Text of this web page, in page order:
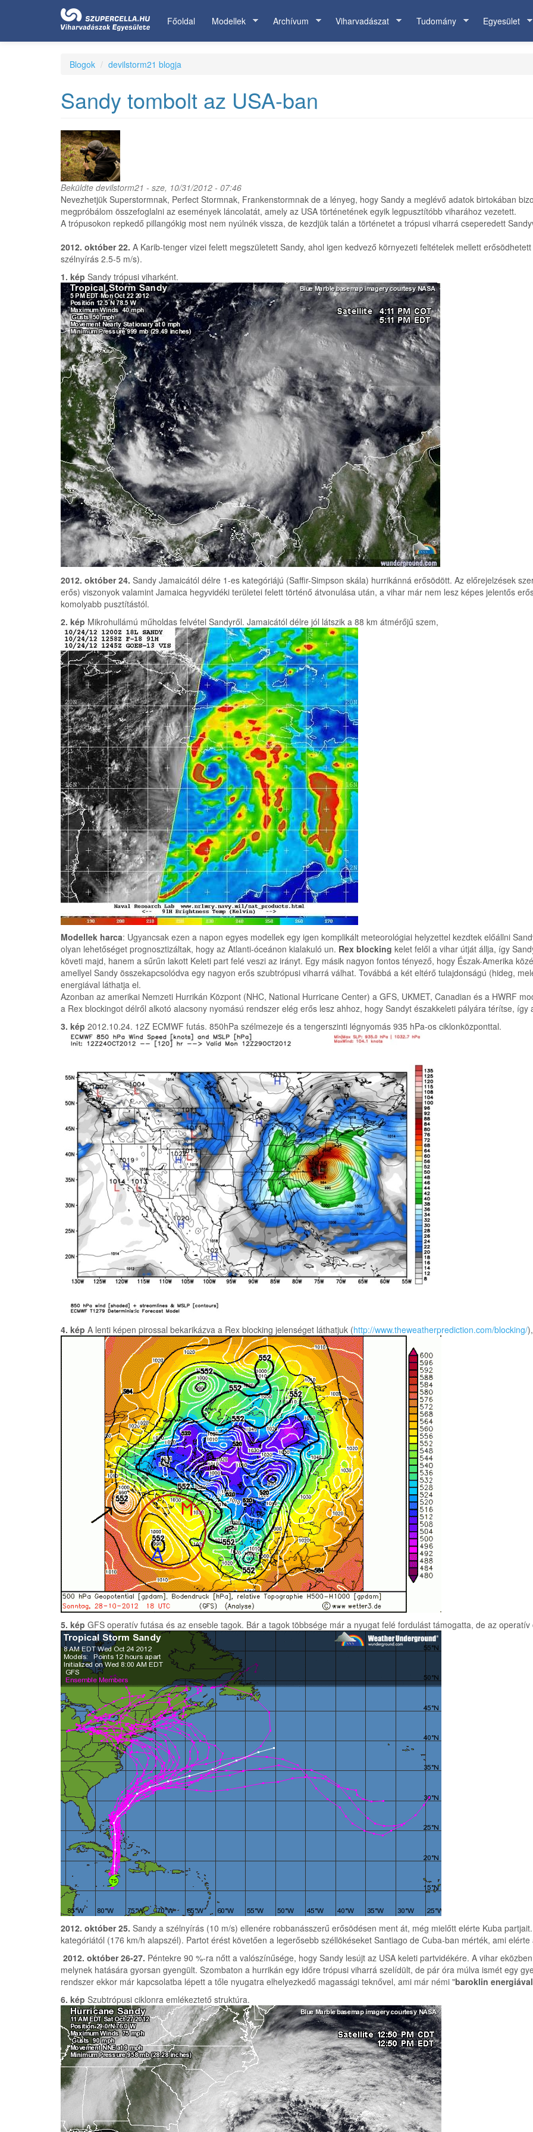
Főoldal Modellek Archívum Viharvadászat Tudomány Egyesület
Blogok devilstorm21 blogja
Sandy tombolt az USA-ban
Beküldte devilstorm21 - sze, 10/31/2012 - 07:46
Nevezhetjük Superstormnak, Perfect Stormnak, Frankenstormnak de a lényeg, hogy Sandy a meglévő adatok birtokában
megpróbálom összefoglalni az események láncolatát, amely az USA történetének egyik legpusztítóbb viharához vezetett.
A trópusokon repkedő pillangókig most nem nyúlnék vissza, de kezdjük talán a történetet a trópusi viharrá cseperedett
2012. október 22. A Karib-tenger vizei felett megszületett Sandy, ahol igen kedvező környezeti feltételek mellett
szélnyírás 2.5-5 m/s).
1. kép Sandy trópusi viharként.
2012. október 24. Sandy Jamaicától délre 1-es kategóriájú (Saffir-Simpson skála) hurrikánná erősödött. Az előrejelzések
erős) viszonyok valamint Jamaica hegyvidéki területei felett történő átvonulása után, a vihar már nem lesz képes jelentős
komolyabb pusztítástól.
2. kép Mikrohullámú műholdas felvétel Sandyről. Jamaicától délre jól látszik a 88 km átmérőjű szem,
Modellek harca: Ugyancsak ezen a napon egyes modellek egy igen komplikált meteorológiai helyzettel kezdtek előállni
olyan lehetőséget prognosztizáltak, hogy az Atlanti-óceánon kialakuló un. Rex blocking kelet felől a vihar útját állja, így
követi majd, hanem a sűrűn lakott Keleti part felé veszi az irányt. Egy másik nagyon fontos tényező, hogy Észak-Amerika
amellyel Sandy összekapcsolódva egy nagyon erős szubtrópusi viharrá válhat. Továbbá a két eltérő tulajdonságú (hideg,
energiával láthatja el.
Azonban az amerikai Nemzeti Hurrikán Központ (NHC, National Hurricane Center) a GFS, UKMET, Canadian és a HWRF
a Rex blockingot délről alkotó alacsony nyomású rendszer elég erős lesz ahhoz, hogy Sandyt északkeleti pályára térítse, így
3. kép 2012.10.24. 12Z ECMWF futás. 850hPa szélmezeje és a tengerszinti légnyomás 935 hPa-os ciklonközponttal.
4. kép A lenti képen pirossal bekarikázva a Rex blocking jelenséget láthatjuk (http://www.theweatherprediction.com/blocking/
5. kép GFS operatív futása és az enseble tagok. Bár a tagok többsége már a nyugat felé fordulást támogatta, de az
2012. október 25. Sandy a szélnyírás (10 m/s) ellenére robbanásszerű erősödésen ment át, még mielőtt elérte Kuba
kategóriától (176 km/h alapszél). Partot érést követően a legerősebb széllökéseket Santiago de Cuba-ban mérték, ami
2012. október 26-27. Péntekre 90 %-ra nőtt a valószínűsége, hogy Sandy lesújt az USA keleti partvidékére. A vihar
melynek hatására gyorsan gyengült. Szombaton a hurrikán egy időre trópusi viharrá szelídült, de pár óra múlva ismét egy
rendszer ekkor már kapcsolatba lépett a tőle nyugatra elhelyezkedő magassági teknővel, ami már némi "baroklin energiával
6. kép Szubtrópusi ciklonra emlékeztető struktúra.